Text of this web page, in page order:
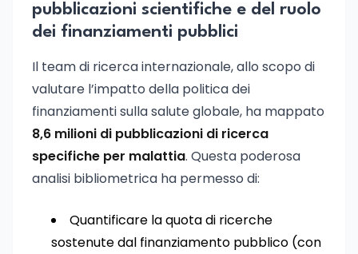
pubblicazioni scientifiche e del ruolo
dei finanziamenti pubblici
Il team di ricerca internazionale, allo scopo di
valutare l’impatto della politica dei
finanziamenti sulla salute globale, ha mappato
8,6 milioni di pubblicazioni di ricerca
specifiche per malattia. Questa poderosa
analisi bibliometrica ha permesso di:
Quantificare la quota di ricerche
sostenute dal finanziamento pubblico (con